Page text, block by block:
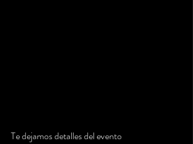
Te dejamos detalles del evento